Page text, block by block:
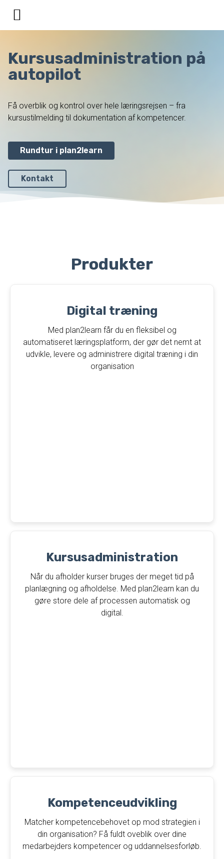
Kursusadministration på
autopilot
Få overblik og kontrol over hele læringsrejsen – fra
kursustilmelding til dokumentation af kompetencer.
Rundtur i plan2learn
Kontakt
Produkter
Digital træning​
Med plan2learn får du en fleksibel og
automatiseret læringsplatform, der gør det nemt at
udvikle, levere og administrere digital træning i din
organisation
Kursusadministration
Når du afholder kurser bruges der meget tid på
planlægning og afholdelse. Med plan2learn kan du
gøre store dele af processen automatisk og
digital.
Kompetenceudvikling
Matcher kompetencebehovet op mod strategien i
din organisation? Få fuldt oveblik over dine
medarbejders kompetencer og uddannelsesforløb.